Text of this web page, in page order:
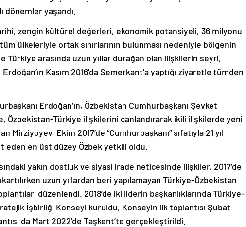
dönemler yaşandı.
zengin kültürel değerleri, ekonomik potansiyeli, 36 milyonu
ülkeleriyle ortak sınırlarının bulunması nedeniyle bölgenin
Türkiye arasında uzun yıllar durağan olan ilişkilerin seyri,
Kasım 2016’da Semerkant’a yaptığı ziyaretle tümden
Erdoğan’ın, Özbekistan Cumhurbaşkanı Şevket
Özbekistan-Türkiye ilişkilerini canlandırarak ikili ilişkilerde yeni
Mirziyoyev, Ekim 2017’de “Cumhurbaşkanı” sıfatıyla 21 yıl
eden en üst düzey Özbek yetkili oldu.
yakın dostluk ve siyasi irade neticesinde ilişkiler, 2017’de
uzun yıllardan beri yapılamayan Türkiye-Özbekistan
düzenlendi. 2018’de iki liderin başkanlıklarında Türkiye-
İşbirliği Konseyi kuruldu, Konseyin ilk toplantısı Şubat
da Mart 2022’de Taşkent’te gerçekleştirildi.